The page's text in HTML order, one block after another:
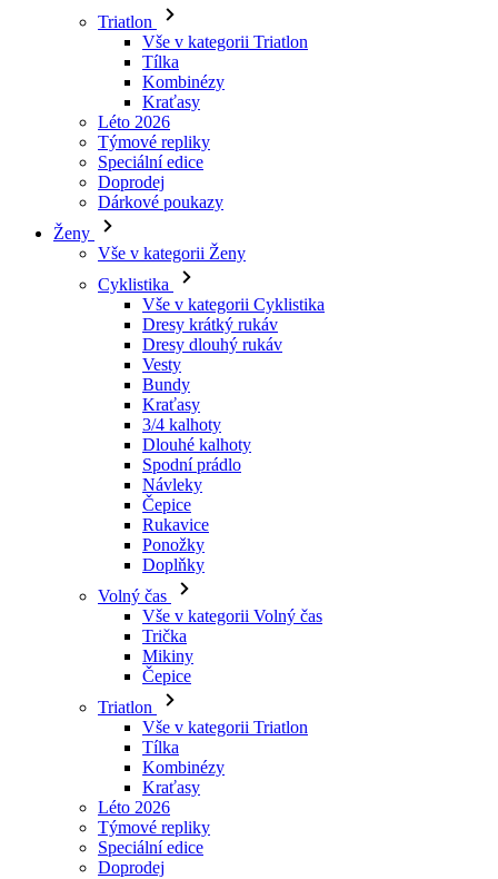
Kraťasy
Léto 2026
Týmové repliky
Speciální edice
Doprodej
Dárkové poukazy
Ženy
Vše v kategorii Ženy
Cyklistika
Vše v kategorii Cyklistika
Dresy dlouhý rukáv
Vesty
Bundy
Kraťasy
3/4 kalhoty
Dlouhé kalhoty
Spodní prádlo
Návleky
Čepice
Rukavice
Ponožky
Doplňky
Volný čas
Vše v kategorii Volný čas
Trička
Mikiny
Čepice
Triatlon
Vše v kategorii Triatlon
Tílka
Kombinézy
Kraťasy
Léto 2026
Týmové repliky
Speciální edice
Doprodej
Dárkové poukazy
Děti
Vše v kategorii Děti
Cyklistika